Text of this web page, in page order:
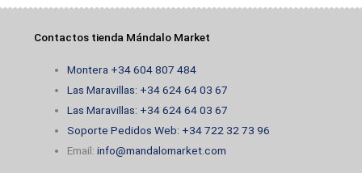
producto
Contactos tienda Mándalo Market
Montera +34 604 807 484
Las Maravillas: +34 624 64 03 67
Las Maravillas: +34 624 64 03 67
Soporte Pedidos Web: +34 722 32 73 96
Email:info@mandalomarket.com